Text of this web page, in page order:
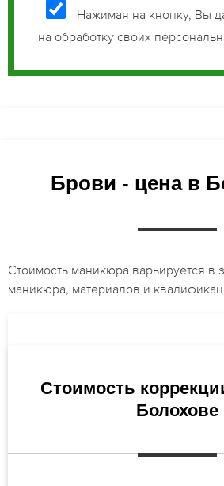
Нажимая на кнопку, Вы
на обработку своих
Брови - цена в
Стоимость маникюра варьируется в
маникюра, материалов и
Стоимость
Болохове